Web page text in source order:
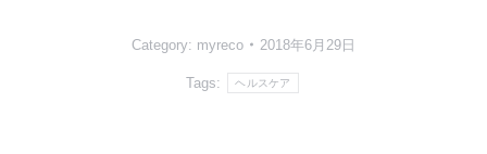
Category: myreco 2018年6月29日
Tags: ヘルスケア